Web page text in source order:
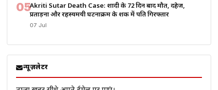
05Akriti Sutar Death Case: शादी के 72 दिन बाद मौत, दहेज,
प्रताड़ना और रहस्यमयी घटनाक्रम के शक में पति गिरफ्तार
07 Jul
न्यूज़लेटर